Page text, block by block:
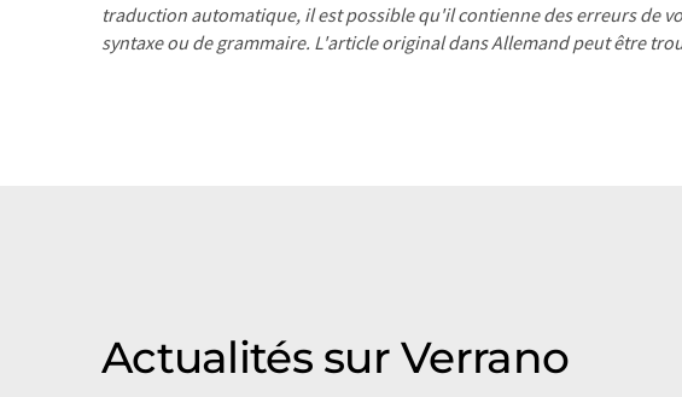
traduction automatique, il est possible qu'il contienne des erreurs de
syntaxe ou de grammaire. L'article original dans Allemand peut être
Actualités sur Verrano